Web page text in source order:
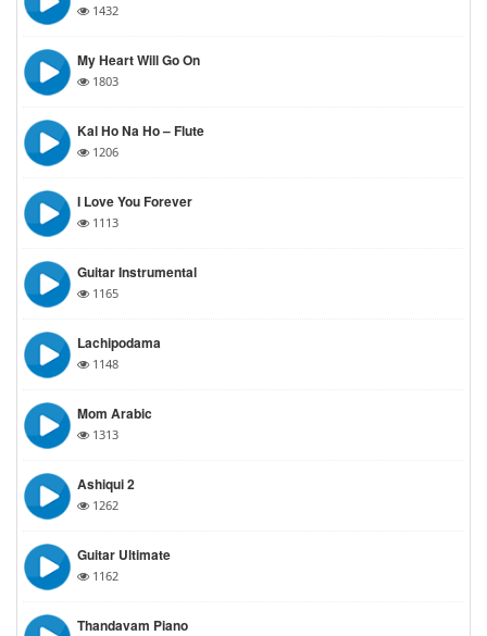
1432
My Heart Will Go On
1803
Kal Ho Na Ho – Flute
1206
I Love You Forever
1113
Guitar Instrumental
1165
Lachipodama
1148
Mom Arabic
1313
Ashiqui 2
1262
Guitar Ultimate
1162
Thandavam Piano